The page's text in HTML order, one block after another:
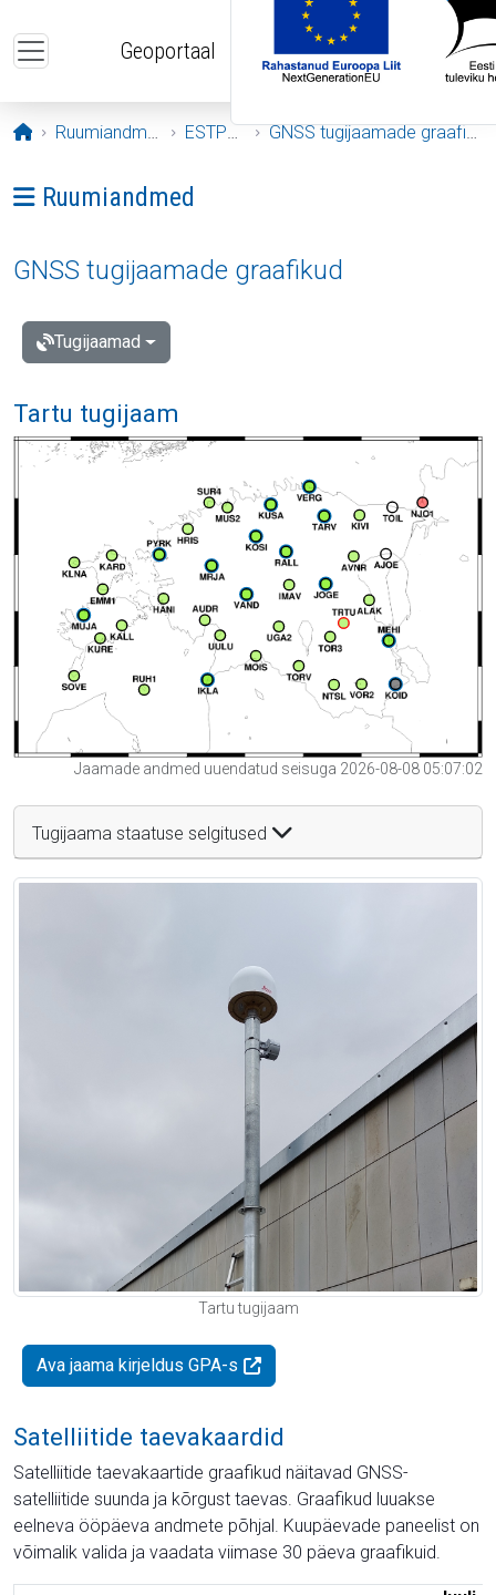
Geoportaal
Avaleht
Ruumiandmed ESTPOS GNSS tugijaamade graafikud
Ava menüü: Ruumiandmed
Ruumiandmed
GNSS tugijaamade graafikud
Tugijaamad
Tartu tugijaam
Jaamade andmed uuendatud seisuga 2026-08-08 05:07:02
Tugijaama staatuse selgitused
Tartu tugijaam
Ava jaama kirjeldus GPA-s
Satelliitide taevakaardid
Satelliitide taevakaartide graafikud näitavad GNSS-
satelliitide suunda ja kõrgust taevas. Graafikud luuakse
eelneva ööpäeva andmete põhjal. Kuupäevade paneelist on
võimalik valida ja vaadata viimase 30 päeva graafikuid.